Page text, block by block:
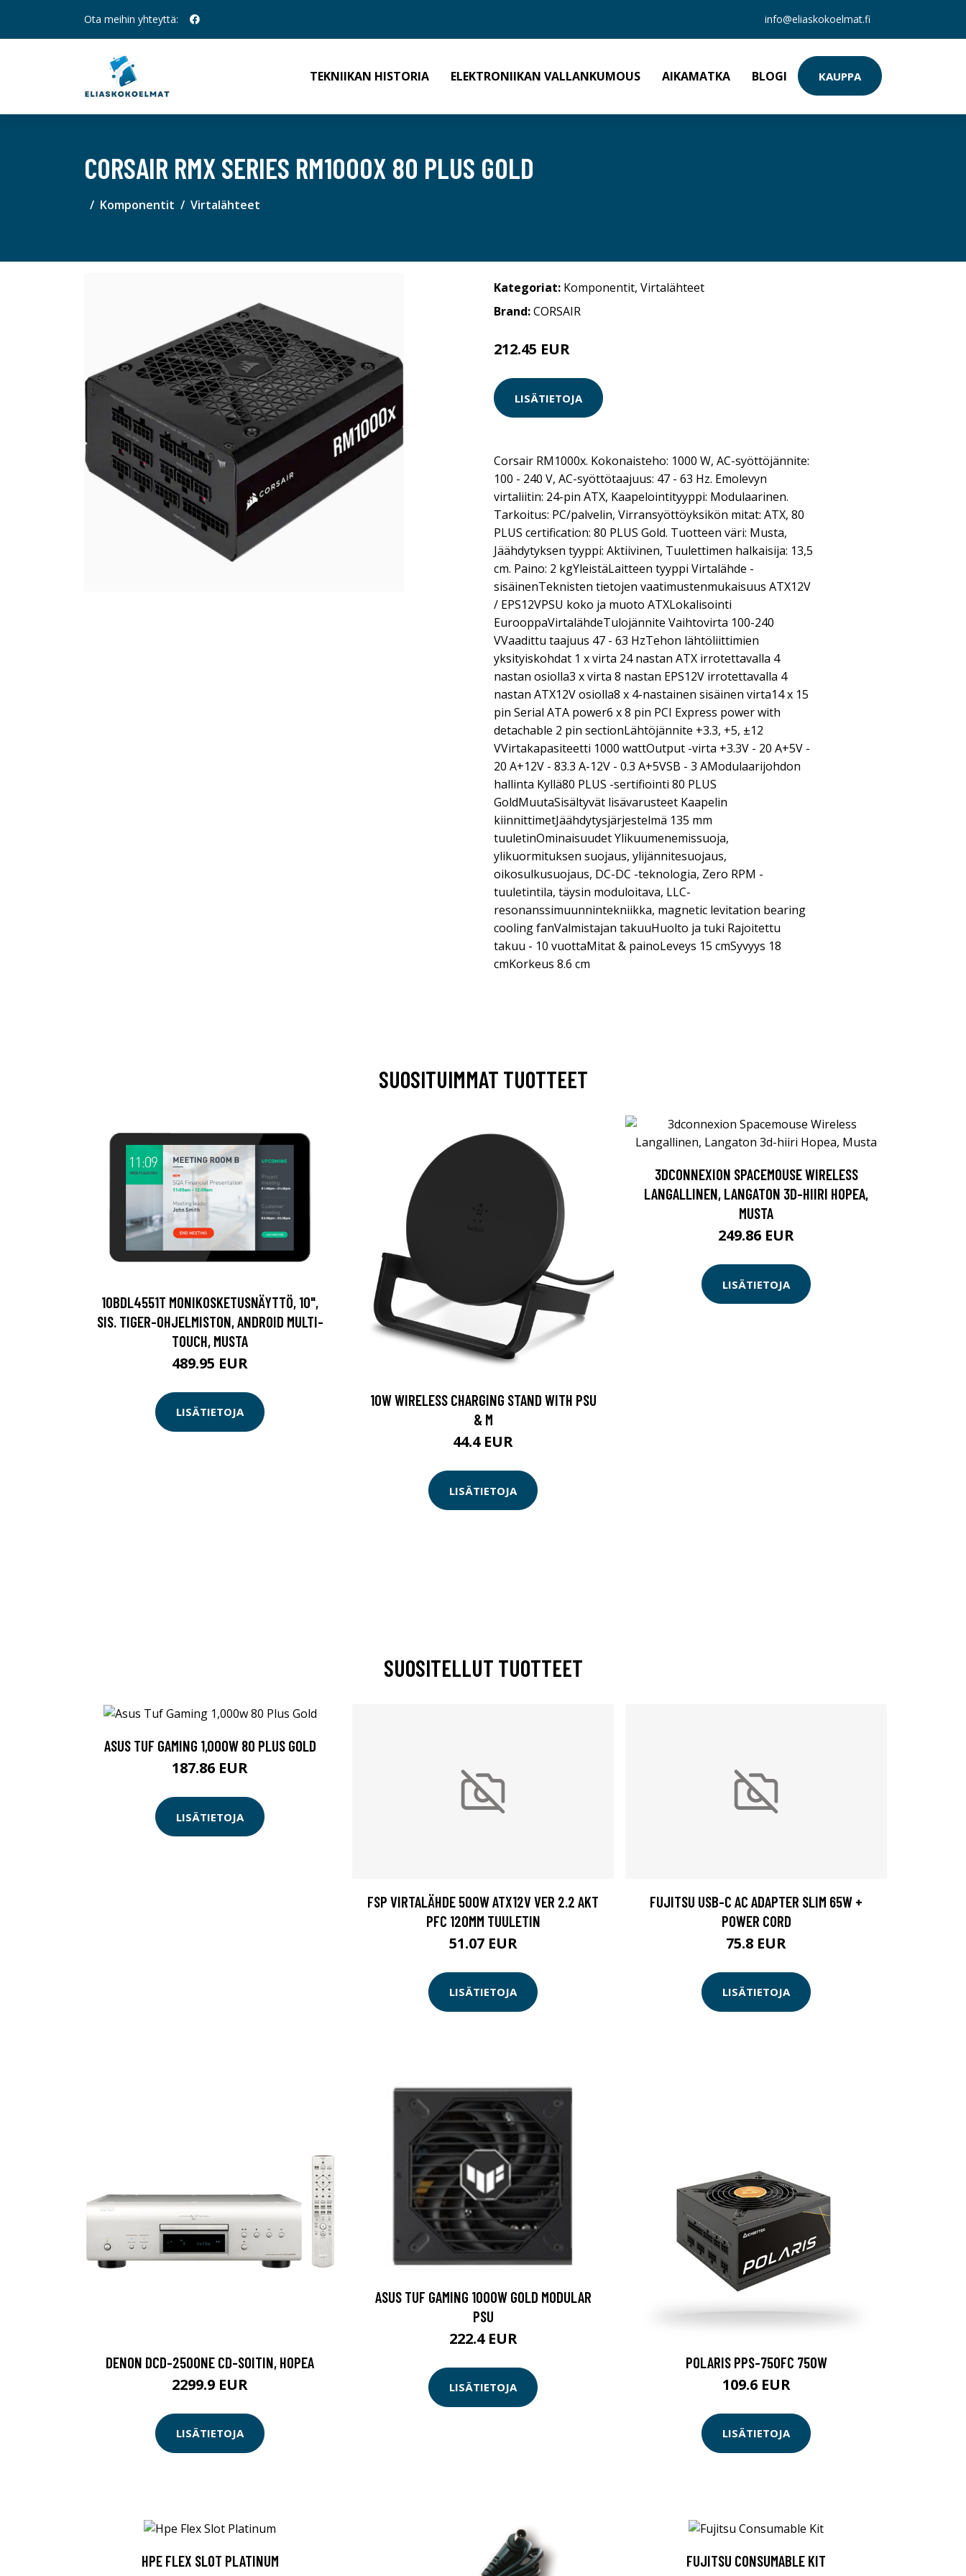
Ota meihin yhteyttä: info@eliaskokoelmat.fi
TEKNIIKAN HISTORIA ELEKTRONIIKAN VALLANKUMOUS AIKAMATKA BLOGI KAUPPA
CORSAIR RMX SERIES RM1000X 80 PLUS GOLD
Komponentit Virtalähteet
Kategoriat: Komponentit, Virtalähteet
Brand:CORSAIR
212.45 EUR
LISÄTIETOJA
Corsair RM1000x. Kokonaisteho: 1000 W, AC-syöttöjännite:
100 - 240 V, AC-syöttötaajuus: 47 - 63 Hz. Emolevyn
virtaliitin: 24-pin ATX, Kaapelointityyppi: Modulaarinen.
Tarkoitus: PC/palvelin, Virransyöttöyksikön mitat: ATX, 80
PLUS certification: 80 PLUS Gold. Tuotteen väri: Musta,
Jäähdytyksen tyyppi: Aktiivinen, Tuulettimen halkaisija: 13,5
cm. Paino: 2 kgYleistäLaitteen tyyppi Virtalähde -
sisäinenTeknisten tietojen vaatimustenmukaisuus ATX12V
/ EPS12VPSU koko ja muoto ATXLokalisointi
EurooppaVirtalähdeTulojännite Vaihtovirta 100-240
VVaadittu taajuus 47 - 63 HzTehon lähtöliittimien
yksityiskohdat 1 x virta 24 nastan ATX irrotettavalla 4
nastan osiolla3 x virta 8 nastan EPS12V irrotettavalla 4
nastan ATX12V osiolla8 x 4-nastainen sisäinen virta14 x 15
pin Serial ATA power6 x 8 pin PCI Express power with
detachable 2 pin sectionLähtöjännite +3.3, +5, ±12
VVirtakapasiteetti 1000 wattOutput -virta +3.3V - 20 A+5V -
20 A+12V - 83.3 A-12V - 0.3 A+5VSB - 3 AModulaarijohdon
hallinta Kyllä80 PLUS -sertifiointi 80 PLUS
GoldMuutaSisältyvät lisävarusteet Kaapelin
kiinnittimetJäähdytysjärjestelmä 135 mm
tuuletinOminaisuudet Ylikuumenemissuoja,
ylikuormituksen suojaus, ylijännitesuojaus,
oikosulkusuojaus, DC-DC -teknologia, Zero RPM -
tuuletintila, täysin moduloitava, LLC-
resonanssimuunnintekniikka, magnetic levitation bearing
cooling fanValmistajan takuuHuolto ja tuki Rajoitettu
takuu - 10 vuottaMitat & painoLeveys 15 cmSyvyys 18
cmKorkeus 8.6 cm
SUOSITUIMMAT TUOTTEET
10BDL4551T MONIKOSKETUSNÄYTTÖ, 10",
SIS. TIGER-OHJELMISTON, ANDROID MULTI-
TOUCH, MUSTA
489.95 EUR
LISÄTIETOJA
10W WIRELESS CHARGING STAND WITH PSU
& M
44.4 EUR
LISÄTIETOJA
3DCONNEXION SPACEMOUSE WIRELESS
LANGALLINEN, LANGATON 3D-HIIRI HOPEA,
MUSTA
249.86 EUR
LISÄTIETOJA
SUOSITELLUT TUOTTEET
ASUS TUF GAMING 1,000W 80 PLUS GOLD
187.86 EUR
LISÄTIETOJA
FSP VIRTALÄHDE 500W ATX12V VER 2.2 AKT
PFC 120MM TUULETIN
51.07 EUR
LISÄTIETOJA
FUJITSU USB-C AC ADAPTER SLIM 65W +
POWER CORD
75.8 EUR
LISÄTIETOJA
DENON DCD-2500NE CD-SOITIN, HOPEA
2299.9 EUR
LISÄTIETOJA
ASUS TUF GAMING 1000W GOLD MODULAR
PSU
222.4 EUR
LISÄTIETOJA
POLARIS PPS-750FC 750W
109.6 EUR
LISÄTIETOJA
HPE FLEX SLOT PLATINUM FUJITSU CONSUMABLE KIT